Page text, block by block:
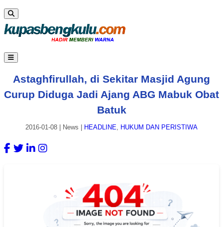
Astaghfirullah, di Sekitar Masjid Agung
Curup Diduga Jadi Ajang ABG Mabuk Obat
Batuk
2016-01-08 News HEADLINE, HUKUM DAN PERISTIWA